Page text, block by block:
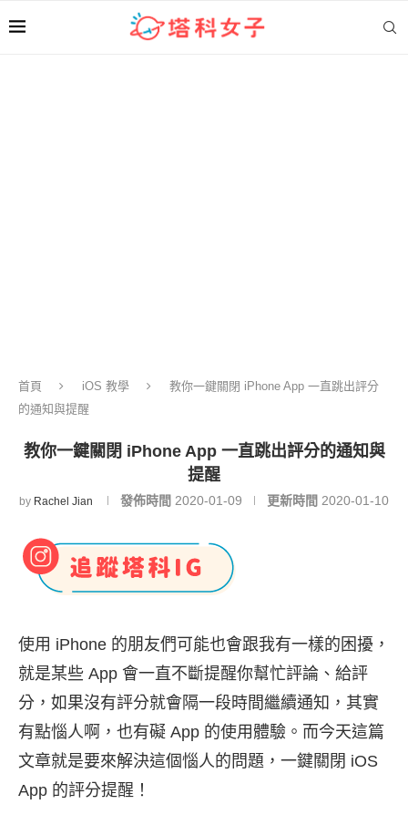
首頁 iOS 教學
教你一鍵關閉 iPhone App 一直跳出評分
的通知與提醒
教你一鍵關閉 iPhone App 一直跳出評分的通知與
提醒
by Rachel Jian 發佈時間 2020-01-09 更新時間 2020-01-10
使用 iPhone 的朋友們可能也會跟我有一樣的困擾，
就是某些 App 會一直不斷提醒你幫忙評論、給評
分，如果沒有評分就會隔一段時間繼續通知，其實
有點惱人啊，也有礙 App 的使用體驗。而今天這篇
文章就是要來解決這個惱人的問題，一鍵關閉 iOS
App 的評分提醒！